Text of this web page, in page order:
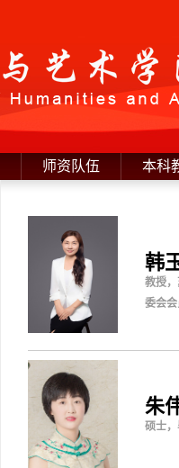
师资队伍 本科
韩
教授
委会
朱
硕士